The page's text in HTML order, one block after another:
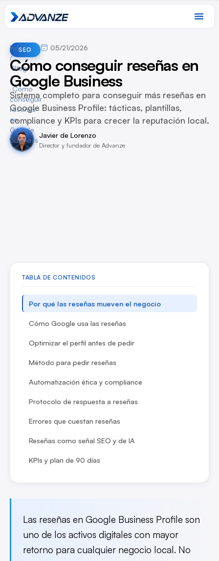
SEO 05/21/2026
Cómo conseguir reseñas en
Google Business
Sistema completo para conseguir más reseñas en
Google Business Profile: tácticas, plantillas,
compliance y KPIs para crecer la reputación local.
Javier de Lorenzo
Director y fundador de Advanze
Inicio
/
Blog
/
Cómo
conseguir
reseñas
en
Google
Business
TABLA DE CONTENIDOS
Por qué las reseñas mueven el negocio
Cómo Google usa las reseñas
Optimizar el perfil antes de pedir
Método para pedir reseñas
Automatización ética y compliance
Protocolo de respuesta a reseñas
Errores que cuestan reseñas
Reseñas como señal SEO y de IA
KPIs y plan de 90 días
Las reseñas en Google Business Profile son
uno de los activos digitales con mayor
retorno para cualquier negocio local. No